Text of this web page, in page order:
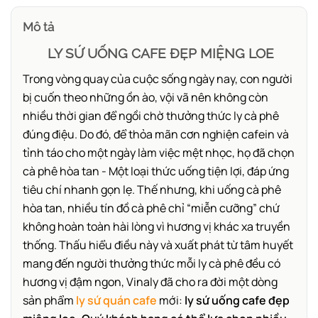
Mô tả
LY SỨ UỐNG CAFE ĐẸP MIỆNG LOE
Trong vòng quay của cuộc sống ngày nay, con người
bị cuốn theo những ồn ào, vội vã nên không còn
nhiều thời gian để ngồi chờ thưởng thức ly cà phê
đúng điệu. Do đó, để thỏa mãn cơn nghiện cafein và
tỉnh táo cho một ngày làm việc mệt nhọc, họ đã chọn
cà phê hòa tan - Một loại thức uống tiện lợi, đáp ứng
tiêu chí nhanh gọn lẹ. Thế nhưng, khi uống cà phê
hòa tan, nhiều tín đồ cà phê chỉ “miễn cưỡng” chứ
không hoàn toàn hài lòng vì hương vị khác xa truyền
thống.Thấu hiểu điều này và xuất phát từ tâm huyết
mang đến người thưởng thức mỗi ly cà phê đều có
hương vị đậm ngon, Vinaly đã cho ra đời một dòng
sản phẩm ly sứ quán cafe mới: ly sứ uống cafe đẹp